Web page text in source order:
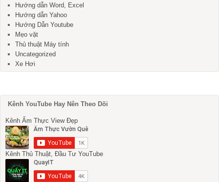
Hướng dẫn Word, Excel
Hướng dẫn Yahoo
Hướng Dẫn Youtube
Mẹo vặt
Thủ thuật Máy tính
Uncategorized
Xe Hơi
Kênh YouTube Hay Nên Theo Dõi
Kênh Ẩm Thực View Đẹp
Kênh Thủ Thuật, Đầu Tư YouTube